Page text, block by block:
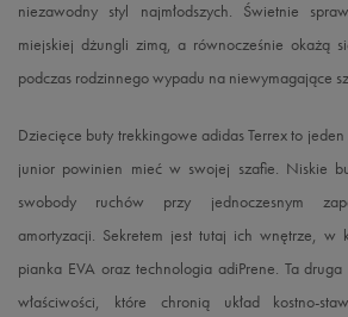
36 2/3 22,5 cm
37 1/3 22,9 cm
38 23,3 cm
38 2/3 23,8 cm
39 1/3 24,2 cm
niezawodny styl najmłodszych. Świetnie
miejskiej dżungli zimą, a równocześnie okażą
podczas rodzinnego wypadu na niewymagające
Dziecięce buty trekkingowe adidas Terrex to
junior powinien mieć w swojej szafie. Niskie
swobody ruchów przy jednoczesnym
amortyzacji. Sekretem jest tutaj ich wnętrze, w
pianka EVA oraz technologia adiPrene. Ta
właściwości, które chronią układ kostno-